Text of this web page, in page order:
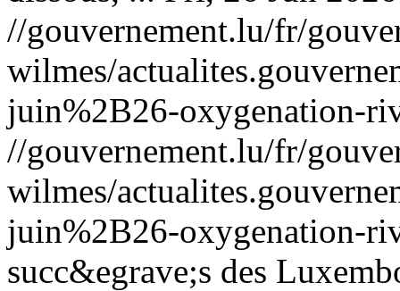
//gouvernement.lu/fr/
wilmes/
juin%2B26-oxygenation-
//gouvernement.lu/fr/
wilmes/
juin%2B26-oxygenation-
succ&egrave;s des